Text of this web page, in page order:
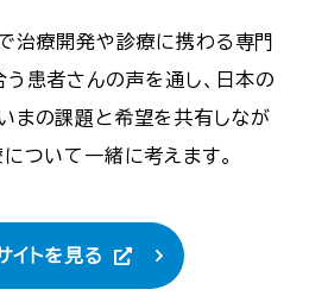
治療開発や診療に携わる専門
う患者さんの声を通し、日本の
まの課題と希望を共有しなが
ついて一緒に考えます。
イトを見る